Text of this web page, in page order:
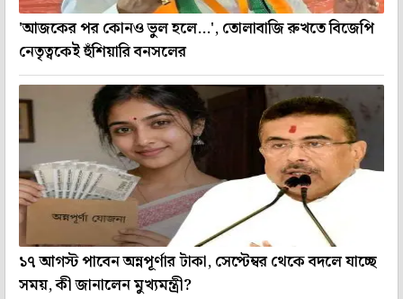
'আজকের পর কোনও ভুল হলে...', তোলাবাজি রুখতে বিজেপি
নেতৃত্বকেই হুঁশিয়ারি বনসলের
১৭ আগস্ট পাবেন অন্নপূর্ণার টাকা, সেপ্টেম্বর থেকে বদলে যাচ্ছে
সময়, কী জানালেন মুখ্যমন্ত্রী?